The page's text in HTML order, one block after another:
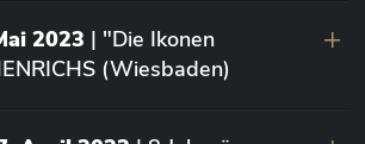
2023 | "Die Ikonen
(Wiesbaden)